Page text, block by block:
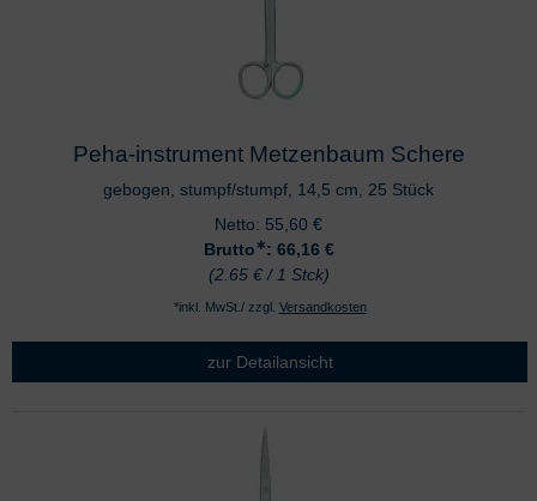
Peha-instrument Metzenbaum Schere
gebogen, stumpf/stumpf, 14,5 cm, 25 Stück
Netto: 55,60 €
Brutto∗: 66,16 €
(2.65 € / 1 Stck)
*inkl. MwSt./ zzgl. Versandkosten
zur Detailansicht